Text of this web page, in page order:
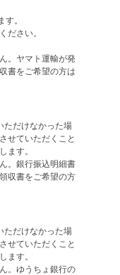
。
ださい。
。ヤマト運輸が発
書をご希望の方は
ただけなかった場
せていただくこと
ます。
。銀行振込明細書
収書をご希望の方
ただけなかった場
せていただくこと
ます。
。ゆうちょ銀行の